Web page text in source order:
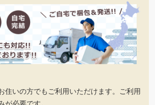
住いの方でもご利用いただけます。ご利用
必要です。